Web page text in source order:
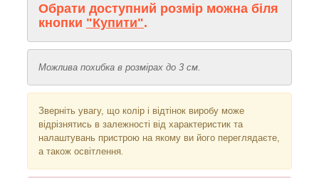
Обрати доступний розмір можна біля
кнопки "Купити".
Можлива похибка в розмірах до 3 см.
Зверніть увагу, що колір і відтінок виробу може
відрізнятись в залежності від характеристик та
налаштувань пристрою на якому ви його переглядаєте,
а також освітлення